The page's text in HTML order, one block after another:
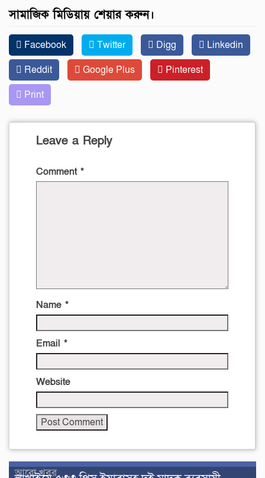
সামাজিক মিডিয়ায় শেয়ার করুন।
Facebook Twitter Digg
Linkedin
Reddit
Google Plus
Pinterest
Print
Leave a Reply
Comment *
Name *
Email *
Website
আরো খবর